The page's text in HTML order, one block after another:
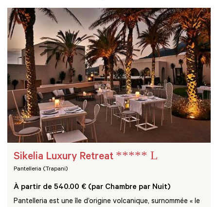
Sikelia Luxury Retreat ***** L
Pantelleria (Trapani)
À partir de 540.00 € (par Chambre par Nuit)
Pantelleria est une île d’origine volcanique, surnommée « le